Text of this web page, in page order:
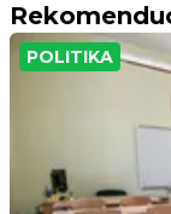
POLITIKA